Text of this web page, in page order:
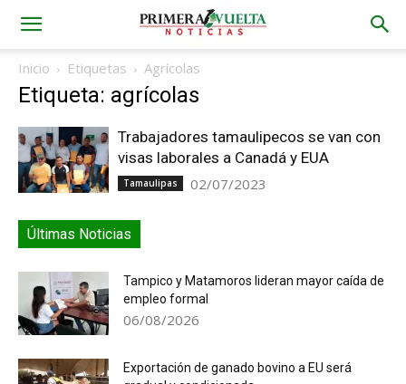
Inicio Etiquetas Agrícolas
Etiqueta: agrícolas
Trabajadores tamaulipecos se van con
visas laborales a Canadá y EUA
Tamaulipas 02/07/2023
Últimas Noticias
Tampico y Matamoros lideran mayor caída de
empleo formal
06/08/2026
Exportación de ganado bovino a EU será